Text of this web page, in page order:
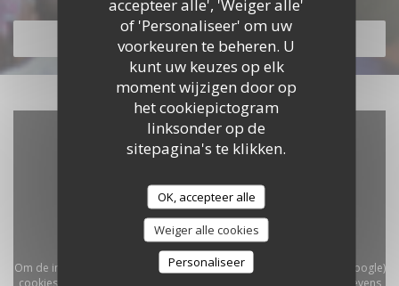
of 'Personaliseer' om uw
voorkeuren te beheren. U
kunt uw keuzes op elk
moment wijzigen door op
het cookiepictogram
linksonder op de
sitepagina's te klikken.
OK, accepteer alle
Weiger alle cookies
Personaliseer
ONTDEK ONS MENU
Om de interactieve Waze-kaart weer te geven, moet u Waze Map (Google)
cookies accepteren. Deze cookies kunnen navigatie- en locatiegegevens